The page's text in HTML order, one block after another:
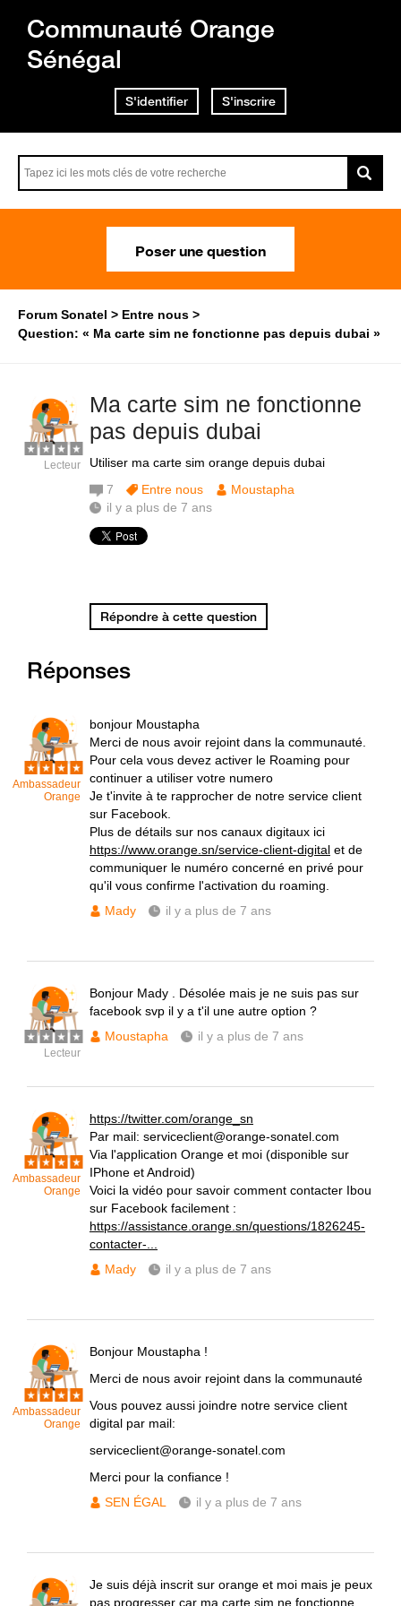
Communauté Orange
Sénégal
S'identifier S'inscrire
Poser une question
Forum Sonatel
Entre nous
Question: « Ma carte sim ne fonctionne pas depuis dubai »
Ma carte sim ne fonctionne
pas depuis dubai
Utiliser ma carte sim orange depuis dubai
Lecteur
7 Entre nous
Moustapha
il y a plus de 7 ans
Répondre à cette question
Réponses
Ambassadeur
Orange
bonjour Moustapha
Merci de nous avoir rejoint dans la communauté.
Pour cela vous devez activer le Roaming pour
continuer a utiliser votre numero
Je t'invite à te rapprocher de notre service client
sur Facebook.
Plus de détails sur nos canaux digitaux ici
https://www.orange.sn/service-client-digital et de
communiquer le numéro concerné en privé pour
qu'il vous confirme l'activation du roaming.
Mady
il y a plus de 7 ans
Lecteur
Bonjour Mady . Désolée mais je ne suis pas sur
facebook svp il y a t'il une autre option ?
Moustapha
il y a plus de 7 ans
Ambassadeur
Orange
https://twitter.com/orange_sn
Par mail: serviceclient@orange-sonatel.com
Via l'application Orange et moi (disponible sur
IPhone et Android)
Voici la vidéo pour savoir comment contacter Ibou
sur Facebook facilement :
https://assistance.orange.sn/questions/1826245-
contacter-...
Mady
il y a plus de 7 ans
Ambassadeur
Orange
Bonjour Moustapha !
Merci de nous avoir rejoint dans la communauté
Vous pouvez aussi joindre notre service client
digital par mail:
serviceclient@orange-sonatel.com
Merci pour la confiance !
SEN ÉGAL
il y a plus de 7 ans
Je suis déjà inscrit sur orange et moi mais je peux
pas progresser car ma carte sim ne fonctionne